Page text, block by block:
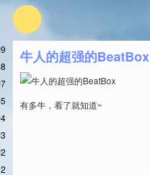
牛人的超强的BeatBox
有多牛，看了就知道~